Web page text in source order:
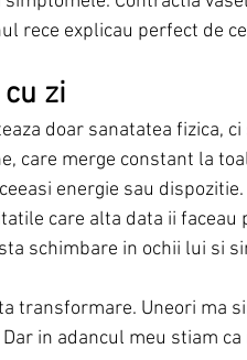
rece explicau perfect de
zi
doar sanatatea fizica,
care merge constant la
energie sau
care alta data ii faceau
schimbare in ochii lui si
transformare. Uneori ma
in adancul meu stiam